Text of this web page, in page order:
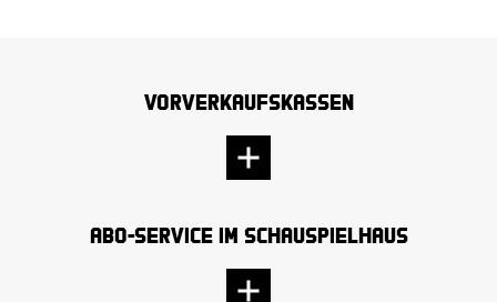
Vorverkaufskassen
Abo-Service im Schauspielhaus